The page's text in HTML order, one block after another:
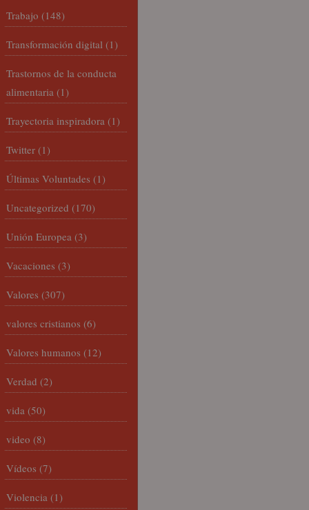
Trabajo (148)
Transformación digital (1)
Trastornos de la conducta
alimentaria (1)
Trayectoria inspiradora (1)
Twitter (1)
Últimas Voluntades (1)
Uncategorized (170)
Unión Europea (3)
Vacaciones (3)
Valores (307)
valores cristianos (6)
Valores humanos (12)
Verdad (2)
vida (50)
video (8)
Vídeos (7)
Violencia (1)